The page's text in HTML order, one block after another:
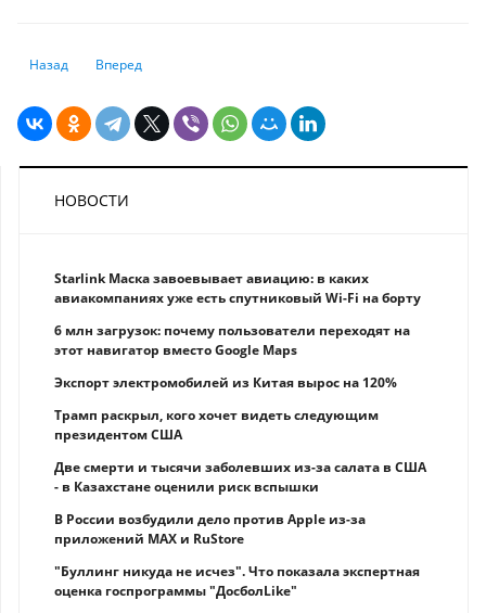
Предыдущий: Новое золото: как обещания Трампа повлияют на
Назад Следующий: Лидеры криптоиндустрии и представители
Вперед
НОВОСТИ
Starlink Маска завоевывает авиацию: в каких
авиакомпаниях уже есть спутниковый Wi-Fi на борту
6 млн загрузок: почему пользователи переходят на
этот навигатор вместо Google Maps
Экспорт электромобилей из Китая вырос на 120%
Трамп раскрыл, кого хочет видеть следующим
президентом США
Две смерти и тысячи заболевших из-за салата в США
- в Казахстане оценили риск вспышки
В России возбудили дело против Apple из-за
приложений MAX и RuStore
"Буллинг никуда не исчез". Что показала экспертная
оценка госпрограммы "ДосболLike"